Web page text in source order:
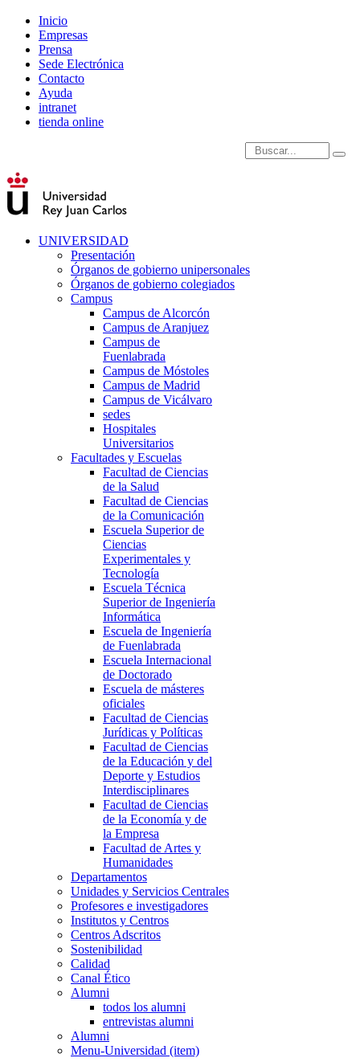
Inicio
Empresas
Prensa
Sede Electrónica
Contacto
Ayuda
intranet
tienda online
Introduce términos de
UNIVERSIDAD
Presentación
Órganos de gobierno unipersonales
Órganos de gobierno colegiados
Campus
Campus de Alcorcón
Campus de Aranjuez
Campus de
Fuenlabrada
Campus de Móstoles
Campus de Madrid
Campus de Vicálvaro
sedes
Hospitales
Universitarios
Facultades y Escuelas
Facultad de Ciencias
de la Salud
Facultad de Ciencias
de la Comunicación
Escuela Superior de
Ciencias
Experimentales y
Tecnología
Escuela Técnica
Superior de Ingeniería
Informática
Escuela de Ingeniería
de Fuenlabrada
Escuela Internacional
de Doctorado
Escuela de másteres
oficiales
Facultad de Ciencias
Jurídicas y Políticas
Facultad de Ciencias
de la Educación y del
Deporte y Estudios
Interdisciplinares
Facultad de Ciencias
de la Economía y de
la Empresa
Facultad de Artes y
Humanidades
Departamentos
Unidades y Servicios Centrales
Profesores e investigadores
Institutos y Centros
Centros Adscritos
Sostenibilidad
Calidad
Canal Ético
Alumni
todos los alumni
entrevistas alumni
Alumni
Menu-Universidad (item)